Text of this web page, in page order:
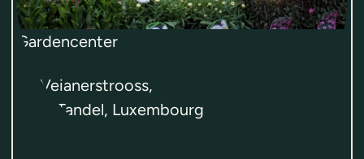
Gardencenter
13, Veianerstrooss,
Tandel, Luxembourg